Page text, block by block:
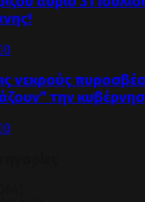
0
νεκρούς
την
0